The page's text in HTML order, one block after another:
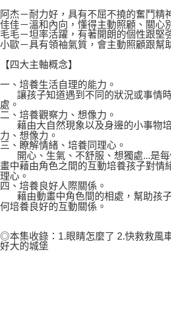
阿杰－耐力好，具有不屈不撓的奮鬥精
佳佳－溫和內向，懂得主動照顧、關心
毛毛－坦率活躍，有著開朗的個性跟堅
小歐－具有領袖氣質，會主動照顧跟幫
【四大主軸概念】
一、培養生活自理的能力。
讓孩子知道遇到不同的狀況或事情時
處。
二、培養觀察力、想像力。
藉由大自然現象以及身邊的小事物
力、想像力。
三、瞭解情緒、培養同理心。
開心、生氣、不舒服、想獨處...是每
畫中藉由角色之間的互動培養孩子對情
理心。
四、培養良好人際關係。
藉由動畫中角色間的相處，幫助孩子
何培養良好的互動關係。
◎本集收錄：1.眼睛怎麼了 2.快救救風
好大的城堡